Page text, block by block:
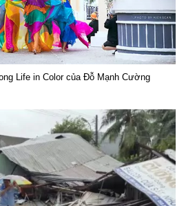
Life in Color của Đỗ Mạnh Cường